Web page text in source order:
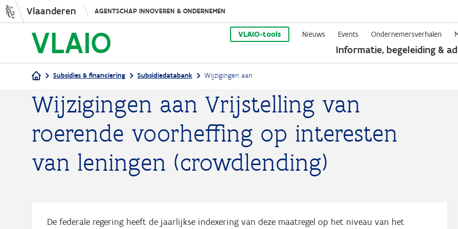
Overslaan
en
naar
de
Vlaanderen AGENTSCHAP INNOVEREN & ONDERNEMEN
VLAIO-tools Nieuws Events Ondernemersverhalen
Informatie, begeleiding &
Kruimelpad
Subsidies & financiering Subsidiedatabank Wijzigingen aan
Wijzigingen aan Vrijstelling van
roerende voorheffing op interesten
van leningen (crowdlending)
De federale regering heeft de jaarlijkse indexering van deze maatregel op het niveau van het